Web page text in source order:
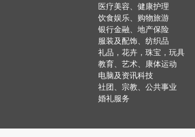
医疗美容、健康护理
饮食娱乐、购物旅游
银行金融、地产保险
服装及配饰、纺织品
礼品，花卉，珠宝，玩具
教育、艺术、康体运动
电脑及资讯科技
社团、宗教、公共事业
婚礼服务